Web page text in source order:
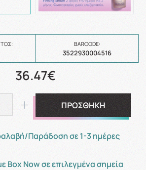
BARCODE:
3522930004516
36.47€
ΠΡΟΣΘΗΚΗ
Παράδοση σε 1-3 ημέρες
Box Now σε επιλεγμένα σημεία